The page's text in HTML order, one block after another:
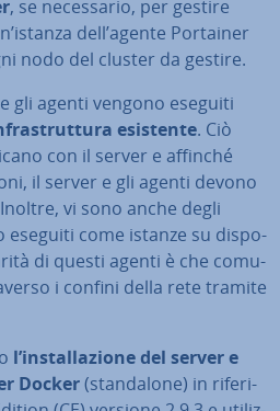
, se ne­ces­sa­rio, per gestire
dell’agente Portainer
nodo del cluster da gestire.
gli agenti vengono eseguiti
esistente. Ciò
con il server e affinché
il server e gli agenti devono
vi sono anche degli
eseguiti come istanze su di­spo­
di questi agenti è che co­mu­
i confini della rete tramite
l’in­stal­la­zio­ne del server e
Docker(stan­da­lo­ne) in ri­fe­ri­